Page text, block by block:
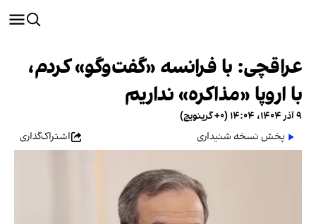
عراقچی: با فرانسه «گفت‌وگو» کردم،
با اروپا «مذاکره» نداریم
۹ آذر ۱۴۰۴، ۱۴:۰۴ (‎+۰ گرینویچ)
پخش نسخه شنیداری
اشتراک‌گذاری